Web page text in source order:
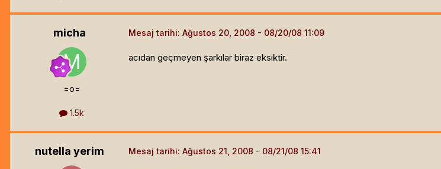
micha
=o=
1.5k
Mesaj tarihi: Ağustos 20, 2008
acıdan geçmeyen şarkılar biraz eksiktir.
nutella yerim Mesaj tarihi: Ağustos 21, 2008